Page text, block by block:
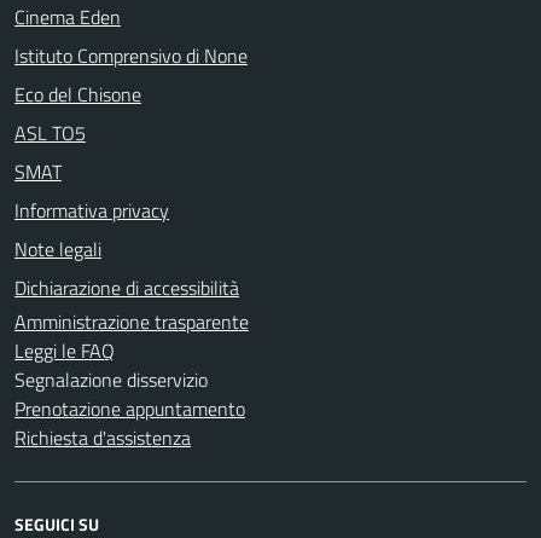
Cinema Eden
Istituto Comprensivo di None
Eco del Chisone
ASL TO5
SMAT
Informativa privacy
Note legali
Dichiarazione di accessibilità
Amministrazione trasparente
Leggi le FAQ
Segnalazione disservizio
Prenotazione appuntamento
Richiesta d'assistenza
SEGUICI SU